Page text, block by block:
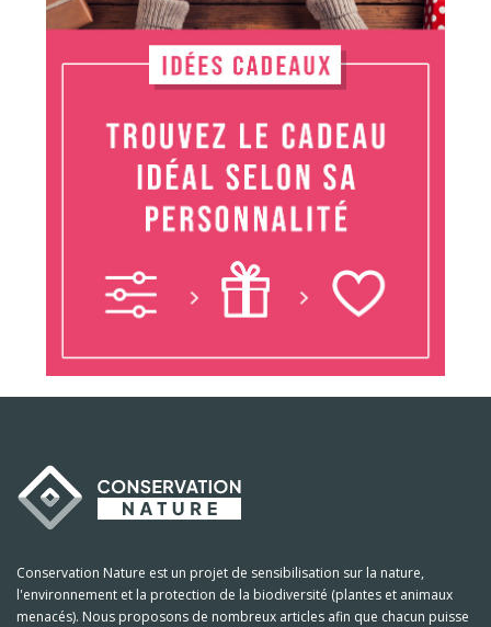
Conservation Nature est un projet de sensibilisation sur la nature,
l'environnement et la protection de la biodiversité (plantes et animaux
menacés). Nous proposons de nombreux articles afin que chacun puisse